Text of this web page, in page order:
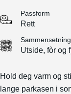
Passform
Rett
Sammensetning
Utside, fòr og
Hold deg varm og
lange parkasen i